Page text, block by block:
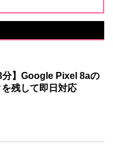
分】Google Pixel 8aの
残して即日対応